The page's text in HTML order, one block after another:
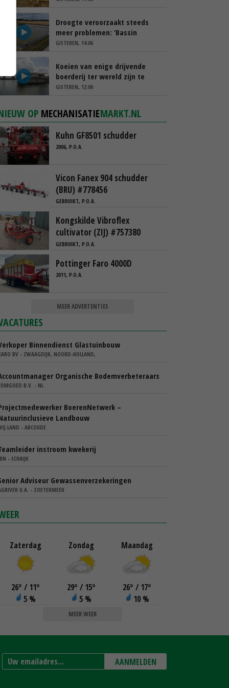
Droogte veroorzaakt steeds
meer problemen: ‘Bassin
afgelopen week al leeg’
GISTEREN, 14:06
Koeien van enige drijvende
boerderij ter wereld zijn te
koop
GISTEREN, 12:00
OP MECHANISATIEMARKT.NL
Kuhn GF8501 schudder
2006, P.O.A.
Vicon Fanex 904 schudder
(BRU) #778456
GEBRUIKT, P.O.A.
Kongskilde Vibroflex
cultivator (ZIJ) #757380
GEBRUIKT, P.O.A.
Pottinger Faro 4000D
2011, P.O.A.
MEER ADVERTENTIES
Binnendienst Glastuinbouw
BV - ZWAAGDIJK, NOORD-HOLLAND,
Organische Bodemverbeteraars
B.V. - NL
BoerenNetwerk –
Landbouw
- ABCOUDE
instroom kwekerij
- SCHAIJK
Adviseur Gewassenverzekeringen
U.A. - ZOETERMEER
Zaterdag
26° / 11°
5 %
Zondag
29° / 15°
5 %
Maandag
26° / 17°
10 %
MEER WEER
AANMELDEN